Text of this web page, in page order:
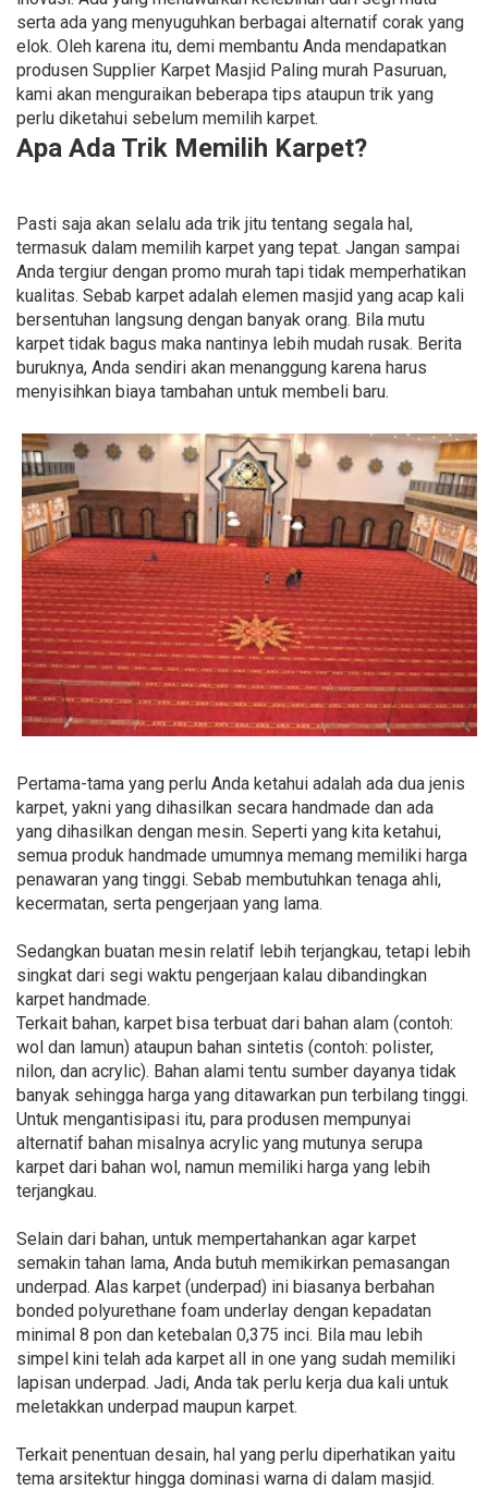
serta ada yang menyuguhkan berbagai alternatif corak yang
elok. Oleh karena itu, demi membantu Anda mendapatkan
produsen Supplier Karpet Masjid Paling murah Pasuruan,
kami akan menguraikan beberapa tips ataupun trik yang
perlu diketahui sebelum memilih karpet.
Apa Ada Trik Memilih Karpet?
Pasti saja akan selalu ada trik jitu tentang segala hal,
termasuk dalam memilih karpet yang tepat. Jangan sampai
Anda tergiur dengan promo murah tapi tidak memperhatikan
kualitas. Sebab karpet adalah elemen masjid yang acap kali
bersentuhan langsung dengan banyak orang. Bila mutu
karpet tidak bagus maka nantinya lebih mudah rusak. Berita
buruknya, Anda sendiri akan menanggung karena harus
menyisihkan biaya tambahan untuk membeli baru.
Pertama-tama yang perlu Anda ketahui adalah ada dua jenis
karpet, yakni yang dihasilkan secara handmade dan ada
yang dihasilkan dengan mesin. Seperti yang kita ketahui,
semua produk handmade umumnya memang memiliki harga
penawaran yang tinggi. Sebab membutuhkan tenaga ahli,
kecermatan, serta pengerjaan yang lama.
Sedangkan buatan mesin relatif lebih terjangkau, tetapi lebih
singkat dari segi waktu pengerjaan kalau dibandingkan
karpet handmade.
Terkait bahan, karpet bisa terbuat dari bahan alam (contoh:
wol dan lamun) ataupun bahan sintetis (contoh: polister,
nilon, dan acrylic). Bahan alami tentu sumber dayanya tidak
banyak sehingga harga yang ditawarkan pun terbilang tinggi.
Untuk mengantisipasi itu, para produsen mempunyai
alternatif bahan misalnya acrylic yang mutunya serupa
karpet dari bahan wol, namun memiliki harga yang lebih
terjangkau.
Selain dari bahan, untuk mempertahankan agar karpet
semakin tahan lama, Anda butuh memikirkan pemasangan
underpad. Alas karpet (underpad) ini biasanya berbahan
bonded polyurethane foam underlay dengan kepadatan
minimal 8 pon dan ketebalan 0,375 inci. Bila mau lebih
simpel kini telah ada karpet all in one yang sudah memiliki
lapisan underpad. Jadi, Anda tak perlu kerja dua kali untuk
meletakkan underpad maupun karpet.
Terkait penentuan desain, hal yang perlu diperhatikan yaitu
tema arsitektur hingga dominasi warna di dalam masjid.